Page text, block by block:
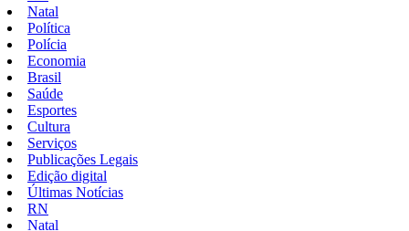
Natal
Política
Polícia
Economia
Brasil
Saúde
Esportes
Cultura
Serviços
Publicações Legais
Edição digital
Últimas Notícias
RN
Natal